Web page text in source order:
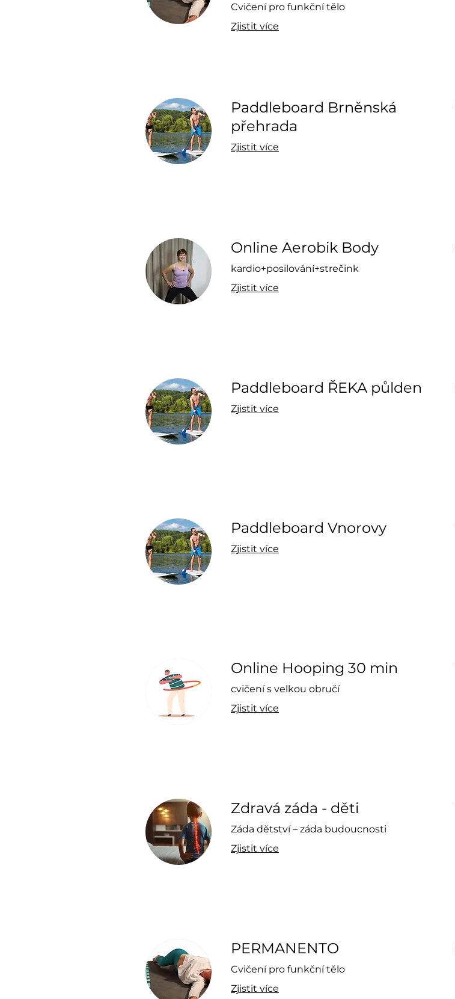
Cvičení pro funkční tělo
Zjistit více
Paddleboard Brněnská
přehrada
Zjistit více
Online Aerobik Body
kardio+posilování+strečink
Zjistit více
Paddleboard ŘEKA půlden
Zjistit více
Paddleboard Vnorovy
Zjistit více
Online Hooping 30 min
cvičení s velkou obručí
Zjistit více
Zdravá záda - děti
Záda dětství – záda budoucnosti
Zjistit více
PERMANENTO
Cvičení pro funkční tělo
Zjistit více